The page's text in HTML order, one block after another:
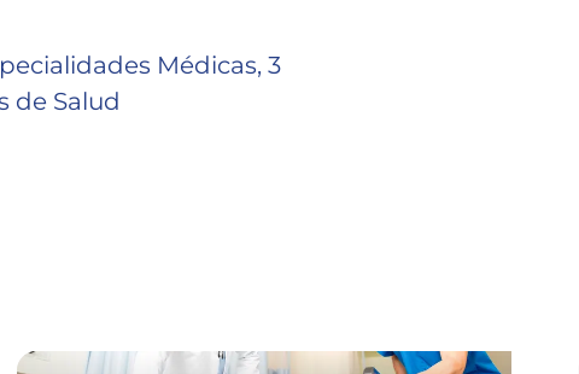
Médicas, 3
de Salud